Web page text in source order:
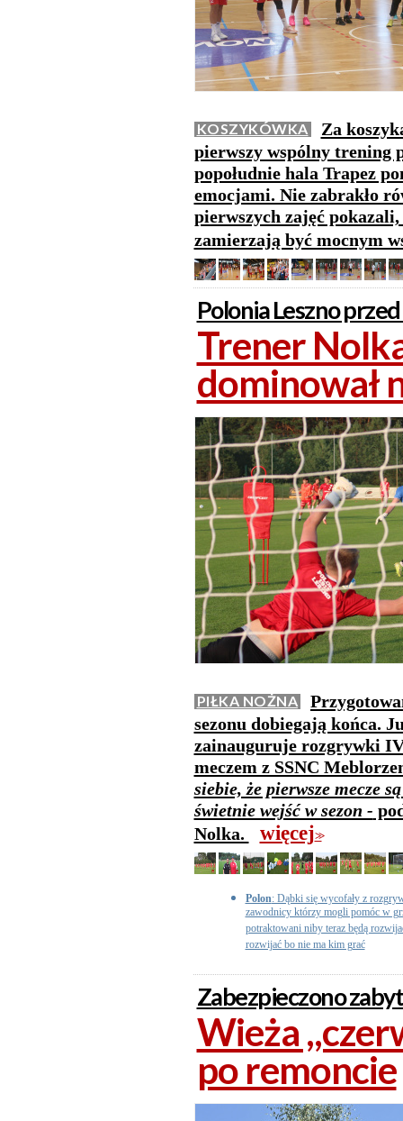
KOSZYKÓWKA
Za
pierwszy wspólny trening
popołudnie hala Trapez
emocjami. Nie zabrakło
pierwszych zajęć
zamierzają być mocnym
Polonia Leszno
Trener
dominował
PIŁKA NOŻNA
sezonu dobiegają końca.
zainauguruje rozgrywki
meczem z SSNC
siebie, że pierwsze mecze
świetnie wejść w sezon -
Nolka.
więcej>>
Polon: Dąbki się wycofały z
zawodnicy którzy mogli pomóc w
potraktowani niby teraz będą
rozwijać bo nie ma kim grać
Zabezpieczono
Wieża
po remoncie